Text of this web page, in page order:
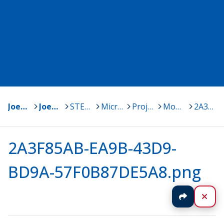
Joensuu Joensuun Mediakeskus STEAM ja Makerkulttuuri ohjeita MicroBit Projekti: 1. lk robotit Monialainen projekti alkuopetukseen 2A3F85AB-EA9B-43D9-BD9A-57F0B87DE5A8.png
2A3F85AB-EA9B-43D9-
BD9A-57F0B87DE5A8.png
Jaa